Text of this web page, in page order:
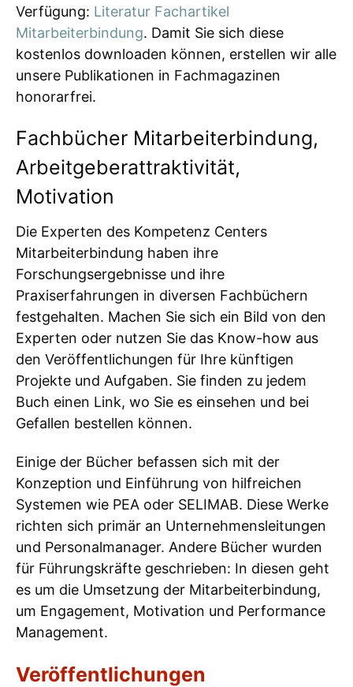
Verfügung: Literatur Fachartikel
Mitarbeiterbindung. Damit Sie sich diese
kostenlos downloaden können, erstellen wir alle
unsere Publikationen in Fachmagazinen
honorarfrei.
Fachbücher Mitarbeiterbindung,
Arbeitgeberattraktivität,
Motivation
Die Experten des Kompetenz Centers
Mitarbeiterbindung haben ihre
Forschungsergebnisse und ihre
Praxiserfahrungen in diversen Fachbüchern
festgehalten. Machen Sie sich ein Bild von den
Experten oder nutzen Sie das Know-how aus
den Veröffentlichungen für Ihre künftigen
Projekte und Aufgaben. Sie finden zu jedem
Buch einen Link, wo Sie es einsehen und bei
Gefallen bestellen können.
Einige der Bücher befassen sich mit der
Konzeption und Einführung von hilfreichen
Systemen wie PEA oder SELIMAB. Diese Werke
richten sich primär an Unternehmensleitungen
und Personalmanager. Andere Bücher wurden
für Führungskräfte geschrieben: In diesen geht
es um die Umsetzung der Mitarbeiterbindung,
um Engagement, Motivation und Performance
Management.
Veröffentlichungen